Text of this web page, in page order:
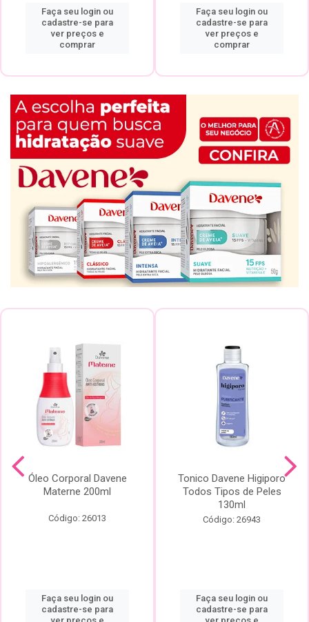
Faça seu login ou
cadastre-se para
ver preços e
comprar
Faça seu login ou
cadastre-se para
ver preços e
comprar
Óleo Corporal Davene
Materne 200ml
Código: 26013
Faça seu login ou
cadastre-se para
Tonico Davene Higiporo
Todos Tipos de Peles
130ml
Código: 26943
Faça seu login ou
cadastre-se para